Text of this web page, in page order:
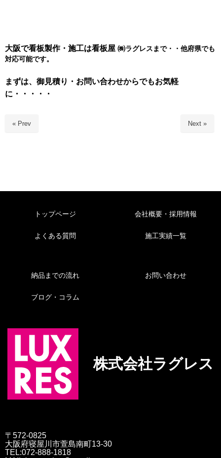
大阪で看板製作・施工は看板屋 ㈱ラグレスまで・・他府県でも
対応可能です。
まずは、御見積り・お問い合わせからでもお気軽
に・・・・・
« Prev Next »
トップページ
よくある質問
会社概要・採用情報
施工実績一覧
納品までの流れ
ブログ・コラム
お問い合わせ
株式会社ラグレス
〒572-0825
大阪府寝屋川市萱島南町13-30
TEL:072-888-1818